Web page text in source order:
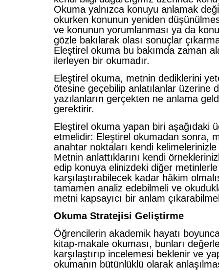
Okuma yalnızca konuyu anlamak
okurken konunun yeniden
ve konunun yorumlanması ya da
gözle bakılarak olası sonuçlar
Eleştirel okuma bu bakımda zaman
ilerleyen bir okumadır.
Eleştirel okuma, metnin dediklerini
ötesine geçebilip anlatılanlar üzerine
yazılanların gerçekten ne anlama
gerektirir.
Eleştirel okuma yapan biri aşağıdaki
etmelidir: Eleştirel okumadan sonra,
anahtar noktaları kendi
Metnin anlattıklarını kendi
edip konuya elinizdeki diğer metinlerle
karşılaştırabilecek kadar hâkim
tamamen analiz edebilmeli ve
metni kapsayıcı bir anlam
Okuma Stratejisi Geliştirme
Öğrencilerin akademik hayatı
kitap-makale okuması, bunları
karşılaştırıp incelemesi beklenir ve
okumanın bütünlüklü olarak